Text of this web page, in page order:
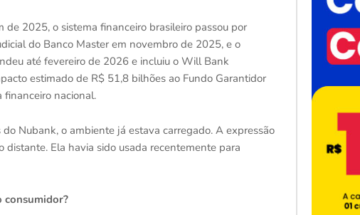
2025, o sistema financeiro brasileiro passou por
do Banco Master em novembro de 2025, e o
até fevereiro de 2026 e incluiu o Will Bank
estimado de R$ 51,8 bilhões ao Fundo Garantidor
financeiro nacional.
Nubank, o ambiente já estava carregado. A expressão
Ela havia sido usada recentemente para
consumidor?